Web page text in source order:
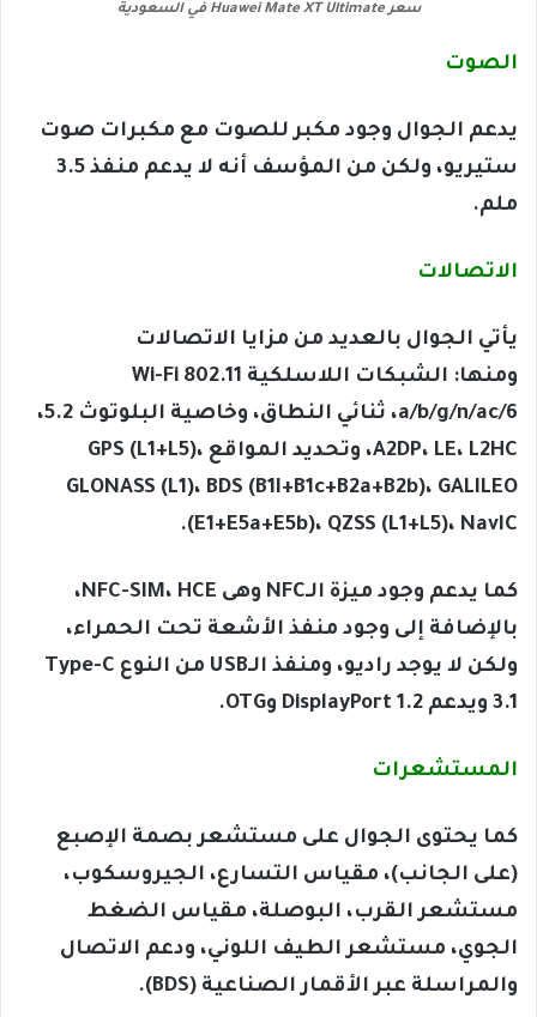
سعر Huawei Mate XT Ultimate في السعودية
الصوت
يدعم الجوال وجود مكبر للصوت مع مكبرات صوت
ستيريو، ولكن من المؤسف أنه لا يدعم منفذ 3.5
ملم.
الاتصالات
يأتي الجوال بالعديد من مزايا الاتصالات
ومنها: الشبكات اللاسلكية Wi-Fi 802.11
a/b/g/n/ac/6، ثنائي النطاق، وخاصية البلوتوث 5.2،
A2DP، LE، L2HC، وتحديد المواقع GPS (L1+L5)،
GLONASS (L1)، BDS (B1I+B1c+B2a+B2b)، GALILEO
(E1+E5a+E5b)، QZSS (L1+L5)، NavIC.
كما يدعم وجود ميزة الـNFC وهى NFC-SIM، HCE،
بالإضافة إلى وجود منفذ الأشعة تحت الحمراء،
ولكن لا يوجد راديو، ومنفذ الـUSB من النوع Type-C
3.1 ويدعم DisplayPort 1.2 وOTG.
المستشعرات
كما يحتوى الجوال على مستشعر بصمة الإصبع
(على الجانب)، مقياس التسارع، الجيروسكوب،
مستشعر القرب، البوصلة، مقياس الضغط
الجوي، مستشعر الطيف اللوني، ودعم الاتصال
والمراسلة عبر الأقمار الصناعية (BDS).